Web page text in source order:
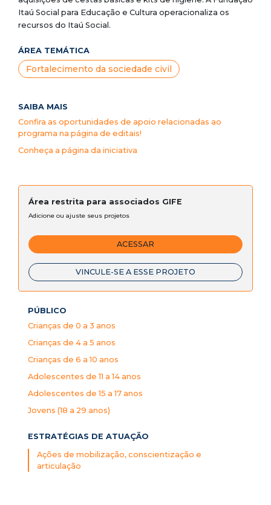
Itaú Social para Educação e Cultura operacionaliza os
recursos do Itaú Social.
ÁREA TEMÁTICA
Fortalecimento da sociedade civil
SAIBA MAIS
Confira as oportunidades de apoio relacionadas ao
programa na página de editais!
Conheça a página da iniciativa
Área restrita para associados GIFE
Adicione ou ajuste seus projetos
ACESSAR
VINCULE-SE A ESSE PROJETO
PÚBLICO
Crianças de 0 a 3 anos
Crianças de 4 a 5 anos
Crianças de 6 a 10 anos
Adolescentes de 11 a 14 anos
Adolescentes de 15 a 17 anos
Jovens (18 a 29 anos)
ESTRATÉGIAS DE ATUAÇÃO
Ações de mobilização, conscientização e
articulação